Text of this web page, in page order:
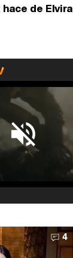
de Elvira
4